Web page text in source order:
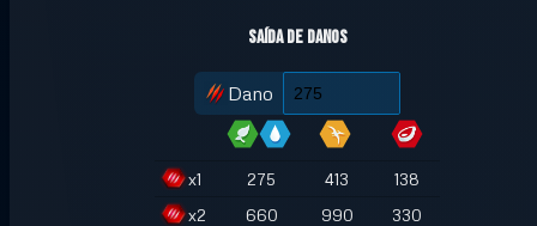
Saída de danos
Dano
x1 275 413
138
x2 660 990
330